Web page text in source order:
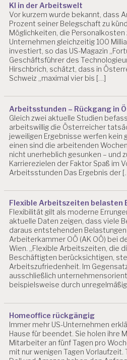
KI in der Arbeitswelt
Vor kurzem wurde bekannt, dass
Prozent seiner Belegschaft zu
Möglichkeiten, die Personalkosten
Unternehmen gleichzeitig 100
investiert, so das US-Magazin
Geschäftsführer des
Hirschbrich, schätzt, dass in
Schweiz „maximal vier bis […]
Arbeitsstunden – Rückgang in
Gleich zwei aktuelle Studien
arbeitswillig die Österreicher
jeweiligen Ergebnisse werfen kein
einen sind die arbeitenden
nicht unerheblich gesunken – und
Karrierezielen der Faktor Spaß im
Arbeitsstunden Das Ergebnis der
Flexible Arbeitszeiten belasten
Flexibilität gilt als moderne
aktuelle Daten zeigen, dass viele
daraus entstehenden
Arbeiterkammer OÖ (AK OÖ) bei
Wien. „Flexible Arbeitszeiten, die
Beschäftigten berücksichtigen,
Arbeitszufriedenheit. Im
ausschließlich
beispielsweise durch
Homeoffice rückgängig
Immer mehr US-Unternehmen
Hause für beendet. Sie holen ihre
Mitarbeiter an fünf Tagen pro
mit nur wenigen Tagen Vorlaufzeit.